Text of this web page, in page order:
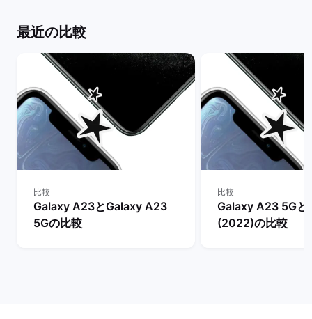
最近の比較
比較
Galaxy A23とGalaxy A23
5Gの比較
比較
Galaxy A23 5Gと
(2022)の比較